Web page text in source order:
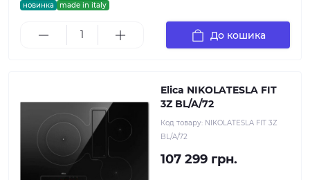
новинка made in italy
До кошика
Elica NIKOLATESLA FIT
3Z BL/A/72
Код товару: NIKOLATESLA FIT 3Z
BL/A/72
107 299 грн.